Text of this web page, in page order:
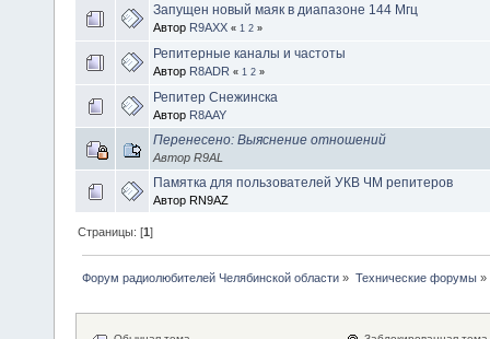
Запущен новый маяк в диапазоне 144 Мгц
Автор R9AXX « 1 2 »
Репитерные каналы и частоты
Автор R8ADR « 1 2 »
Репитер Снежинска
Автор R8AAY
Перенесено: Выяснение отношений
Автор R9AL
Памятка для пользователей УКВ ЧМ репитеров
Автор RN9AZ
Страницы: [1]
Форум радиолюбителей Челябинской области » Технические форумы»